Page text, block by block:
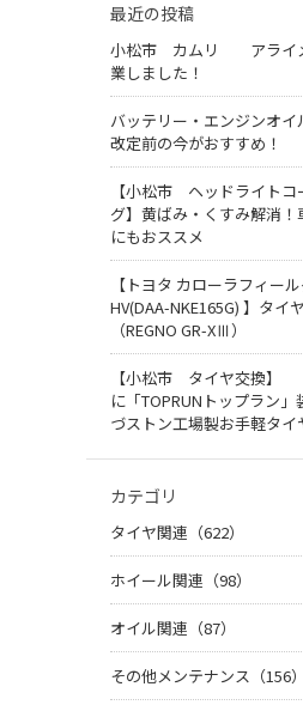
最近の投稿
小松市 カムリ アライ
業しました！
バッテリー・エンジンオイ
改定前の今がおすすめ！
【小松市 ヘッドライトコ
グ】黄ばみ・くすみ解消！
にもおススメ
【トヨタ カローラフィー
HV(DAA-NKE165G) 】タイ
（REGNO GR-XⅢ）
【小松市 タイヤ交換】
に「TOPRUNトップラン」
づストン工場製お手軽タイ
カテゴリ
タイヤ関連（622）
ホイール関連（98）
オイル関連（87）
その他メンテナンス（156）